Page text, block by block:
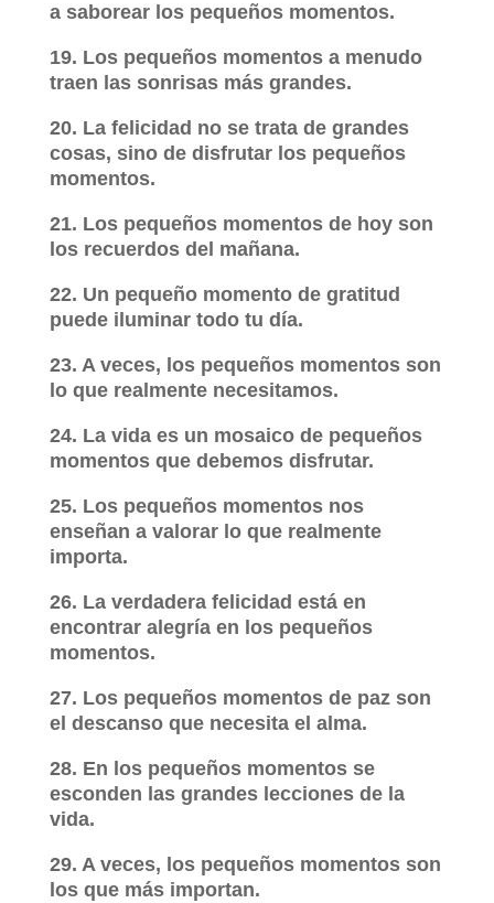
a saborear los pequeños momentos.
19. Los pequeños momentos a menudo
traen las sonrisas más grandes.
20. La felicidad no se trata de grandes
cosas, sino de disfrutar los pequeños
momentos.
21. Los pequeños momentos de hoy son
los recuerdos del mañana.
22. Un pequeño momento de gratitud
puede iluminar todo tu día.
23. A veces, los pequeños momentos son
lo que realmente necesitamos.
24. La vida es un mosaico de pequeños
momentos que debemos disfrutar.
25. Los pequeños momentos nos
enseñan a valorar lo que realmente
importa.
26. La verdadera felicidad está en
encontrar alegría en los pequeños
momentos.
27. Los pequeños momentos de paz son
el descanso que necesita el alma.
28. En los pequeños momentos se
esconden las grandes lecciones de la
vida.
29. A veces, los pequeños momentos son
los que más importan.